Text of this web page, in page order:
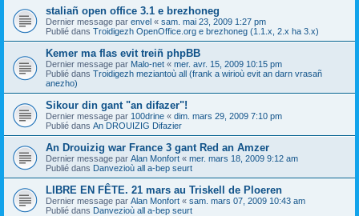
staliañ open office 3.1 e brezhoneg
Dernier message par envel « sam. mai 23, 2009 1:27 pm
Publié dans Troidigezh OpenOffice.org e brezhoneg (1.1.x, 2.x ha 3.x)
Kemer ma flas evit treiñ phpBB
Dernier message par Malo-net « mer. avr. 15, 2009 10:15 pm
Publié dans Troidigezh meziantoù all (frank a wirioù evit an darn vrasañ
anezho)
Sikour din gant "an difazer"!
Dernier message par 100drine « dim. mars 29, 2009 7:10 pm
Publié dans An DROUIZIG Difazier
An Drouizig war France 3 gant Red an Amzer
Dernier message par Alan Monfort « mer. mars 18, 2009 9:12 am
Publié dans Danvezioù all a-bep seurt
LIBRE EN FÊTE. 21 mars au Triskell de Ploeren
Dernier message par Alan Monfort « sam. mars 07, 2009 10:43 am
Publié dans Danvezioù all a-bep seurt